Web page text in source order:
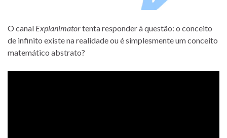
O canal Explanimatortenta responder à questão: o conceito
de infinito existe na realidade ou é simplesmente um conceito
matemático abstrato?